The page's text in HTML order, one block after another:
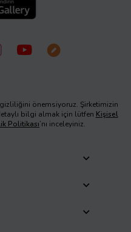
önemsiyoruz. Şirketimizin
bilgi almak için lütfen Kişisel
Politikası’nı inceleyiniz.